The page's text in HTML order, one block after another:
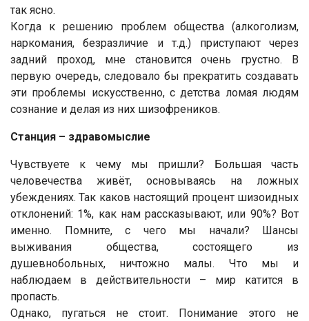
так ясно.
Когда к решению проблем общества (алкоголизм,
наркомания, безразличие и т.д.) приступают через
задний проход, мне становится очень грустно. В
первую очередь, следовало бы прекратить создавать
эти проблемы искусственно, с детства ломая людям
сознание и делая из них шизофреников.
Станция – здравомыслие
Чувствуете к чему мы пришли? Большая часть
человечества живёт, основываясь на ложных
убеждениях. Так каков настоящий процент шизоидных
отклонений: 1%, как нам рассказывают, или 90%? Вот
именно. Помните, с чего мы начали? Шансы
выживания общества, состоящего из
душевнобольных, ничтожно малы. Что мы и
наблюдаем в действительности – мир катится в
пропасть.
Однако, пугаться не стоит. Понимание этого не